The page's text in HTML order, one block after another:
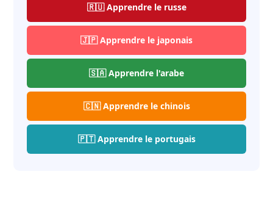
🇷🇺 Apprendre le russe
🇯🇵 Apprendre le japonais
🇸🇦 Apprendre l'arabe
🇨🇳 Apprendre le chinois
🇵🇹 Apprendre le portugais